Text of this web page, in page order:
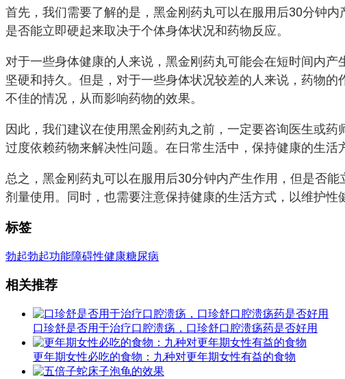
首先，我们需要了解的是，黑金刚药丸可以在服用后30分钟
是否能立即硬起来取决于个体身体状况和药物反应。
对于一些身体健康的人来说，黑金刚药丸可能会在短时间内产
坚硬和持久。但是，对于一些身体状况较差的人来说，药物
不佳的情况，从而影响药物的效果。
因此，我们建议在使用黑金刚药丸之前，一定要咨询医生或
过度依赖药物来解决性问题。在日常生活中，保持健康的生
总之，黑金刚药丸可以在服用后30分钟内产生作用，但是否
剂量使用。同时，也需要注意保持健康的生活方式，以维护性
标签
勃起勃起功能障碍性健康糖尿病
相关推荐
口珍舒是否用于治疗口腔溃疡，口珍舒口腔溃疡药是否好用
更年期女性必吃的食物：九种对更年期女性有益的食物